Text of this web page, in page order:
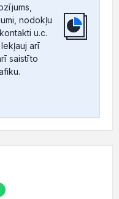
nodokļu
u.c.
arī
saistīto